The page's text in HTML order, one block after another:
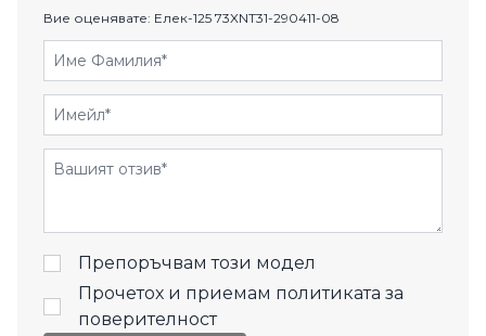
Вие оценявате: Елек-125 73XNT31-290411-08
Име Фамилия
Имейл
Отзиви
Препоръчвам този модел
Прочетох и приемам политиката за
поверителност